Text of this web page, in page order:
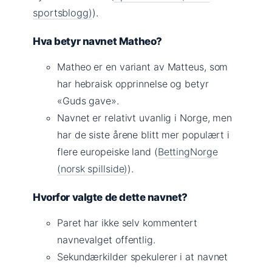
sportsblogg)).
Hva betyr navnet Matheo?
Matheo er en variant av Matteus, som
har hebraisk opprinnelse og betyr
«Guds gave».
Navnet er relativt uvanlig i Norge, men
har de siste årene blitt mer populært i
flere europeiske land (BettingNorge
(norsk spillside)).
Hvorfor valgte de dette navnet?
Paret har ikke selv kommentert
navnevalget offentlig.
Sekundærkilder spekulerer i at navnet